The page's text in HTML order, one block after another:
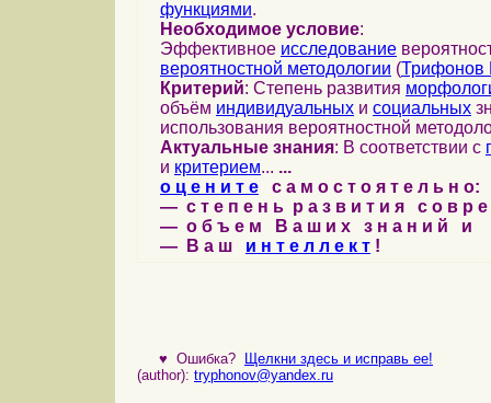
функциями.
Необходимое условие:
Эффективное исследование
вероятностной методологии (Трифонов
Критерий: Степень развития
объём индивидуальных и социальных
использования вероятностной
Актуальные знания: В соответствии с
и критерием... ...
о ц е н и т е с а м о с т о я т е л ь н о:
— с т е п е н ь р а з в и т и я с о в р
— о б ъ е м В а ш и х з н а н и й и
— В а ш и н т е л л е к т !
♥ Ошибка?
Щелкни здесь и исправь ее!
(author): tryphonov@yandex.ru